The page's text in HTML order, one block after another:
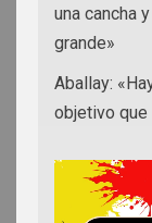
una cancha
grande»
Aballay:
objetivo que